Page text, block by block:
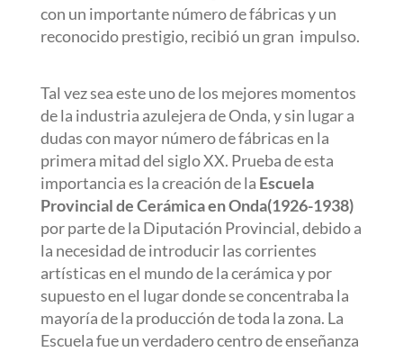
con un importante número de fábricas y un
reconocido prestigio, recibió un gran impulso.
Tal vez sea este uno de los mejores momentos
de la industria azulejera de Onda, y sin lugar a
dudas con mayor número de fábricas en la
primera mitad del siglo XX. Prueba de esta
importancia es la creación de la Escuela
Provincial de Cerámica en Onda(1926-1938)
por parte de la Diputación Provincial, debido a
la necesidad de introducir las corrientes
artísticas en el mundo de la cerámica y por
supuesto en el lugar donde se concentraba la
mayoría de la producción de toda la zona. La
Escuela fue un verdadero centro de enseñanza